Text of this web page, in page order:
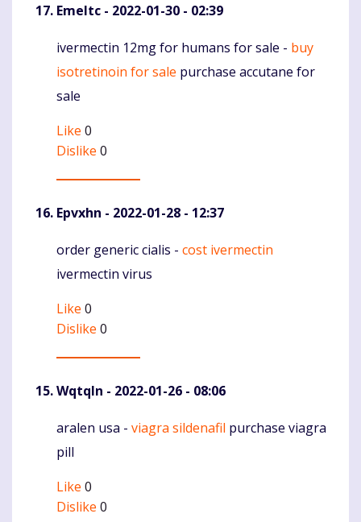
Emeltc - 2022-01-30 - 02:39
Komentaras
ivermectin 12mg for humans for sale - buy
isotretinoin for sale purchase accutane for
sale
Like 0
Dislike 0
Epvxhn - 2022-01-28 - 12:37
Komentaras
order generic cialis - cost ivermectin
ivermectin virus
Like 0
Dislike 0
Wqtqln - 2022-01-26 - 08:06
Komentaras
aralen usa - viagra sildenafil purchase viagra
pill
Like 0
Dislike 0